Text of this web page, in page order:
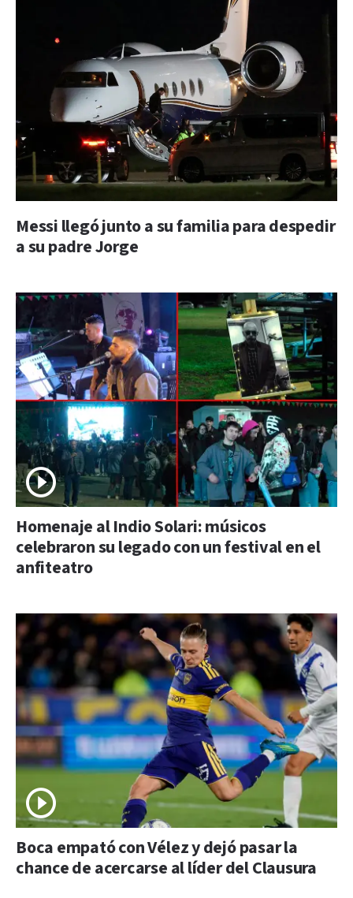
Messi llegó junto a su familia para despedir
a su padre Jorge
Homenaje al Indio Solari: músicos
celebraron su legado con un festival en el
anfiteatro
Boca empató con Vélez y dejó pasar la
chance de acercarse al líder del Clausura